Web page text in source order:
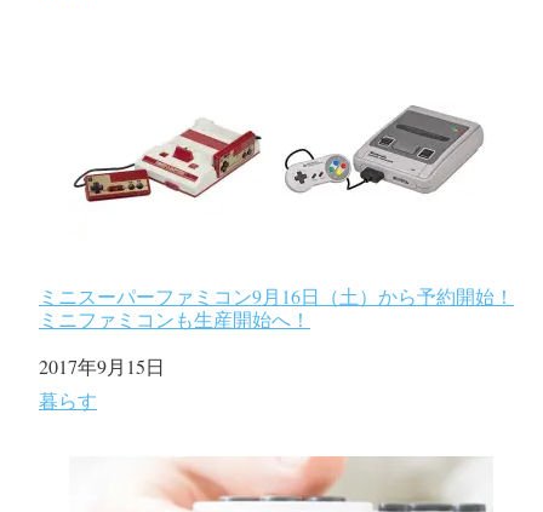
ミニスーパーファミコン9月16日（土）から予約開始！
ミニファミコンも生産開始へ！
日付
2017年9月15日
関連理由
暮らす